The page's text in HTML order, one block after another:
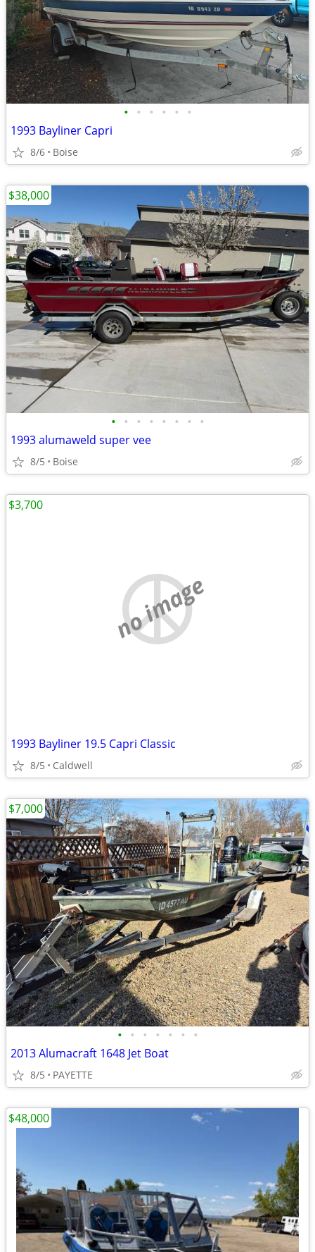
• • • • • •
1993 Bayliner Capri
8/6 Boise
• • • • • • • •
1993 alumaweld super vee
8/5 Boise
$38,000
no image
1993 Bayliner 19.5 Capri Classic
8/5 Caldwell
$3,700
• • • • • • •
2013 Alumacraft 1648 Jet Boat
8/5 PAYETTE
$7,000
$48,000